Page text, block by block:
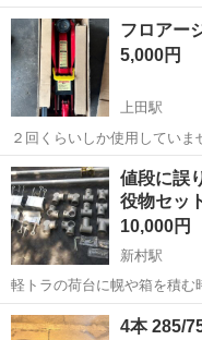
レーターや検査作業！未経
赴任旅費会社負担★嬉しい無
通勤OK！無料駐車場完備！《
長野 茅野市
フロアー
5,000円
上田駅
２回くらいしか使用していま
長野 上田市 上田駅
値段に誤
役物セッ
10,000円
新村駅
軽トラの荷台に幌や箱を積む
は31.8の単管を想定していま
い。
長野 松本市
4本 285/